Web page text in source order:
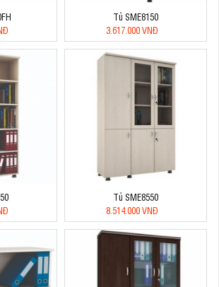
Tủ SME8150
3.617.000 VNĐ
Tủ SME8550
8.514.000 VNĐ